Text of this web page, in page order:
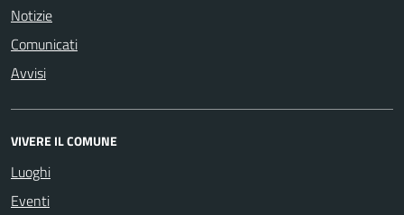
Notizie
Comunicati
Avvisi
VIVERE IL COMUNE
Luoghi
Eventi